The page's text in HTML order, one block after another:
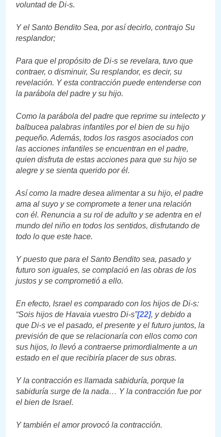
voluntad de Di-s.
Y el Santo Bendito Sea, por así decirlo, contrajo Su
resplandor;
Para que el propósito de Di-s se revelara, tuvo que
contraer, o disminuir, Su resplandor, es decir, su
revelación. Y esta contracción puede entenderse con
la parábola del padre y su hijo.
Como la parábola del padre que reprime su intelecto y
balbucea palabras infantiles por el bien de su hijo
pequeño. Además, todos los rasgos asociados con
las acciones infantiles se encuentran en el padre,
quien disfruta de estas acciones para que su hijo se
alegre y se sienta querido por él.
Así como la madre desea alimentar a su hijo, el padre
ama al suyo y se compromete a tener una relación
con él. Renuncia a su rol de adulto y se adentra en el
mundo del niño en todos los sentidos, disfrutando de
todo lo que este hace.
Y puesto que para el Santo Bendito sea, pasado y
futuro son iguales, se complació en las obras de los
justos y se comprometió a ello.
En efecto, Israel es comparado con los hijos de Di-s:
“Sois hijos de Havaia vuestro Di-s”[22], y debido a
que Di-s ve el pasado, el presente y el futuro juntos, la
previsión de que se relacionaría con ellos como con
sus hijos, lo llevó a contraerse primordialmente a un
estado en el que recibiría placer de sus obras.
Y la contracción es llamada sabiduría, porque la
sabiduría surge de la nada… Y la contracción fue por
el bien de Israel.
Y también el amor provocó la contracción.